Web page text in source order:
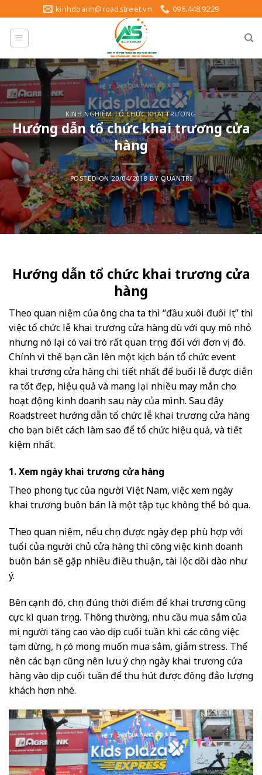
to
content
kinhdoanh@roadstreet.vn 096.448.9229
KINH NGHIỆM TỔ CHỨC KHAI TRƯƠNG
Hướng dẫn tổ chức khai trương cửa
hàng
POSTED ON20/04/2018BYQUANTRI
Hướng dẫn tổ chức khai trương cửa
hàng
Theo quan niệm của ông cha ta thì “đầu xuôi đuôi lọt” thì
việc tổ chức lễ khai trương cửa hàng dù với quy mô nhỏ
nhưng nó lại có vai trò rất quan trọng đối với đơn vị đó.
Chính vì thế bạn cần lên một kịch bản tổ chức event
khai trương cửa hàng chi tiết nhất để buổi lễ được diễn
ra tốt đẹp, hiệu quả và mang lại nhiều may mắn cho
hoạt động kinh doanh sau này của mình. Sau đây
Roadstreet hướng dẫn tổ chức lễ khai trương cửa hàng
cho bạn biết cách làm sao để tổ chức hiệu quả, và tiết
kiệm nhất.
1. Xem ngày khai trương cửa hàng
Theo phong tục của người Việt Nam, việc xem ngày
khai trương buôn bán là một tập tục không thể bỏ qua.
Theo quan niệm, nếu chọn được ngày đẹp phù hợp với
tuổi của người chủ cửa hàng thì công việc kinh doanh
buôn bán sẽ gặp nhiều điều thuận, tài lộc dồi dào như
ý.
Bên cạnh đó, chọn đúng thời điểm để khai trương cũng
cực kì quan trọng. Thông thường, nhu cầu mua sắm của
mọi người tăng cao vào dịp cuối tuần khi các công việc
tạm dừng, họ có mong muốn mua sắm, giảm stress. Thế
nên các bạn cũng nên lưu ý chọn ngày khai trương cửa
hàng vào dịp cuối tuần để thu hút được đông đảo lượng
khách hơn nhé.